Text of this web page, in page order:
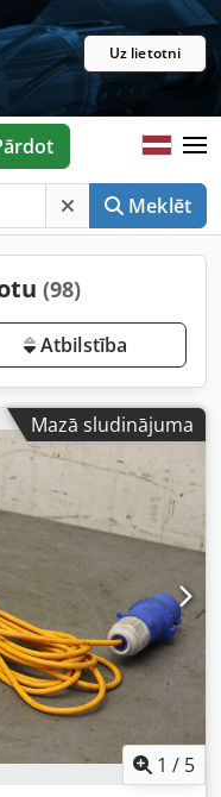
Uz lietotni
Meklēt
(98)
Atbilstība
Mazā sludinājuma
1 / 5